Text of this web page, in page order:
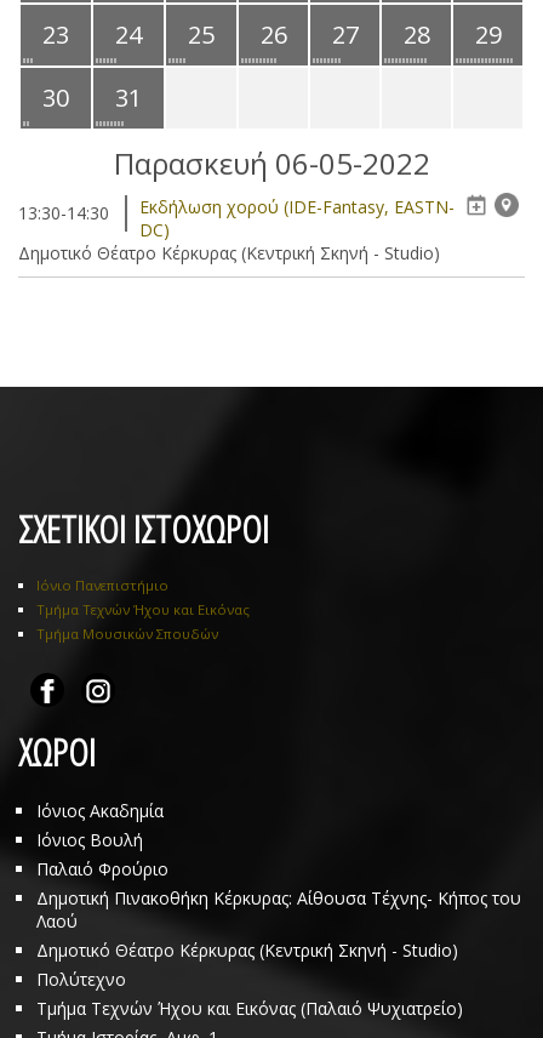
23 24 25 26 27 28
29
30
31
Παρασκευή 06-05-2022
13:30-14:30
Eκδήλωση χορού (IDE-Fantasy, EASTN-
DC)
Δημοτικό Θέατρο Κέρκυρας (Κεντρική Σκηνή - Studio)
ΣΧΕΤΙΚΟΙ ΙΣΤΟΧΩΡΟΙ
Ιόνιο Πανεπιστήμιο
Τμήμα Τεχνών Ήχου και Εικόνας
Τμήμα Μουσικών Σπουδών
ΧΩΡΟΙ
Ιόνιος Ακαδημία
Ιόνιος Βουλή
Παλαιό Φρούριο
Δημοτική Πινακοθήκη Κέρκυρας: Αίθουσα Τέχνης- Κήπος του
Λαού
Δημοτικό Θέατρο Κέρκυρας (Κεντρική Σκηνή - Studio)
Πολύτεχνο
Τμήμα Τεχνών Ήχου και Εικόνας (Παλαιό Ψυχιατρείο)